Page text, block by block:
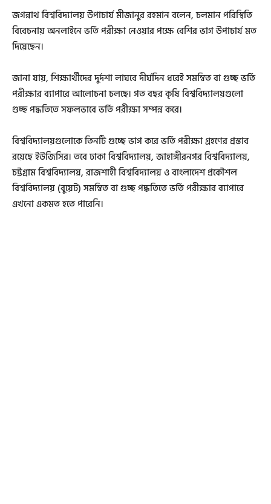
জগন্নাথ বিশ্ববিদ্যালয় উপাচার্য মীজানুর রহমান বলেন, চলমান পরিস্থিতি
বিবেচনায় অনলাইনে ভর্তি পরীক্ষা নেওয়ার পক্ষে বেশির ভাগ উপাচার্য মত
দিয়েছেন।
জানা যায়, শিক্ষার্থীদের দুর্দশা লাঘবে দীর্ঘদিন ধরেই সমন্বিত বা গুচ্ছ ভর্তি
পরীক্ষার ব্যাপারে আলোচনা চলছে। গত বছর কৃষি বিশ্ববিদ্যালয়গুলো
গুচ্ছ পদ্ধতিতে সফলভাবে ভর্তি পরীক্ষা সম্পন্ন করে।
বিশ্ববিদ্যালয়গুলোকে তিনটি গুচ্ছে ভাগ করে ভর্তি পরীক্ষা গ্রহণের প্রস্তাব
রয়েছে ইউজিসির। তবে ঢাকা বিশ্ববিদ্যালয়, জাহাঙ্গীরনগর বিশ্ববিদ্যালয়,
চট্টগ্রাম বিশ্ববিদ্যালয়, রাজশাহী বিশ্ববিদ্যালয় ও বাংলাদেশ প্রকৌশল
বিশ্ববিদ্যালয় (বুয়েট) সমন্বিত বা গুচ্ছ পদ্ধতিতে ভর্তি পরীক্ষার ব্যাপারে
এখনো একমত হতে পারেনি।